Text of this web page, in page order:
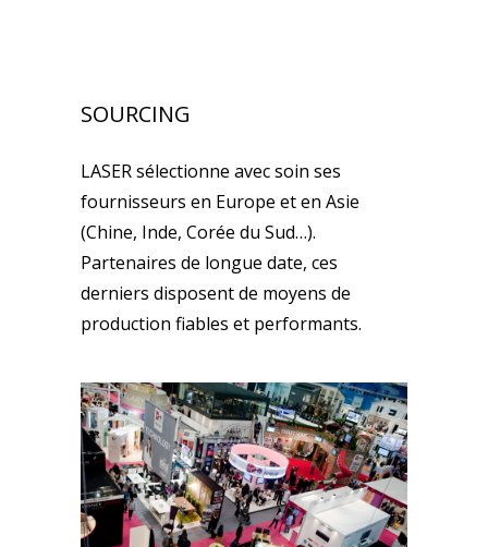
SOURCING
LASER sélectionne avec soin ses
fournisseurs en Europe et en Asie
(Chine, Inde, Corée du Sud…).
Partenaires de longue date, ces
derniers disposent de moyens de
production fiables et performants.